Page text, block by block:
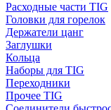
Расходные части TIG
Головки для горелок
Держатели цанг
Заглушки
Кольца
Наборы для TIG
Переходники
Прочее TIG